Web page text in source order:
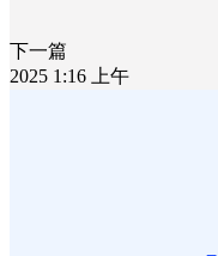
下一篇
2025 1:16 上午